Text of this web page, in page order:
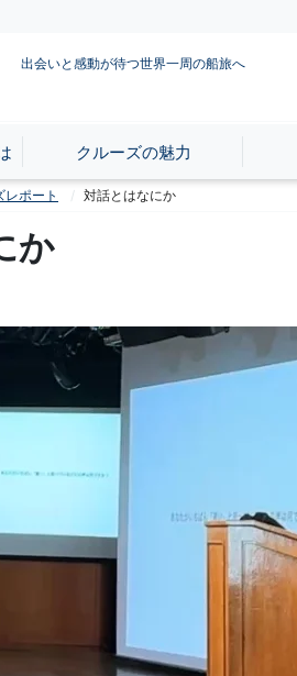
出会いと感動が待つ世界一周の船旅へ
クルーズの魅力
レポート 対話とはなにか
か